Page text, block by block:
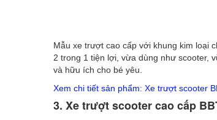
Mẫu xe trượt cao cấp với khung kim loại
2 trong 1 tiện lợi, vừa dùng như scooter,
và hữu ích cho bé yêu.
Xem chi tiết sản phẩm: Xe trượt scooter
3. Xe trượt scooter cao cấp